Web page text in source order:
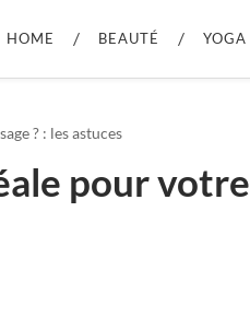
HOME BEAUTÉ YOGA
? : les astuces
pour votre